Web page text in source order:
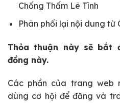
Chống Thấm Lê Tình
Phân phối lại nội dung từ
Thỏa thuận này sẽ bắt
đồng này.
Các phần của trang web
dùng cơ hội để đăng và